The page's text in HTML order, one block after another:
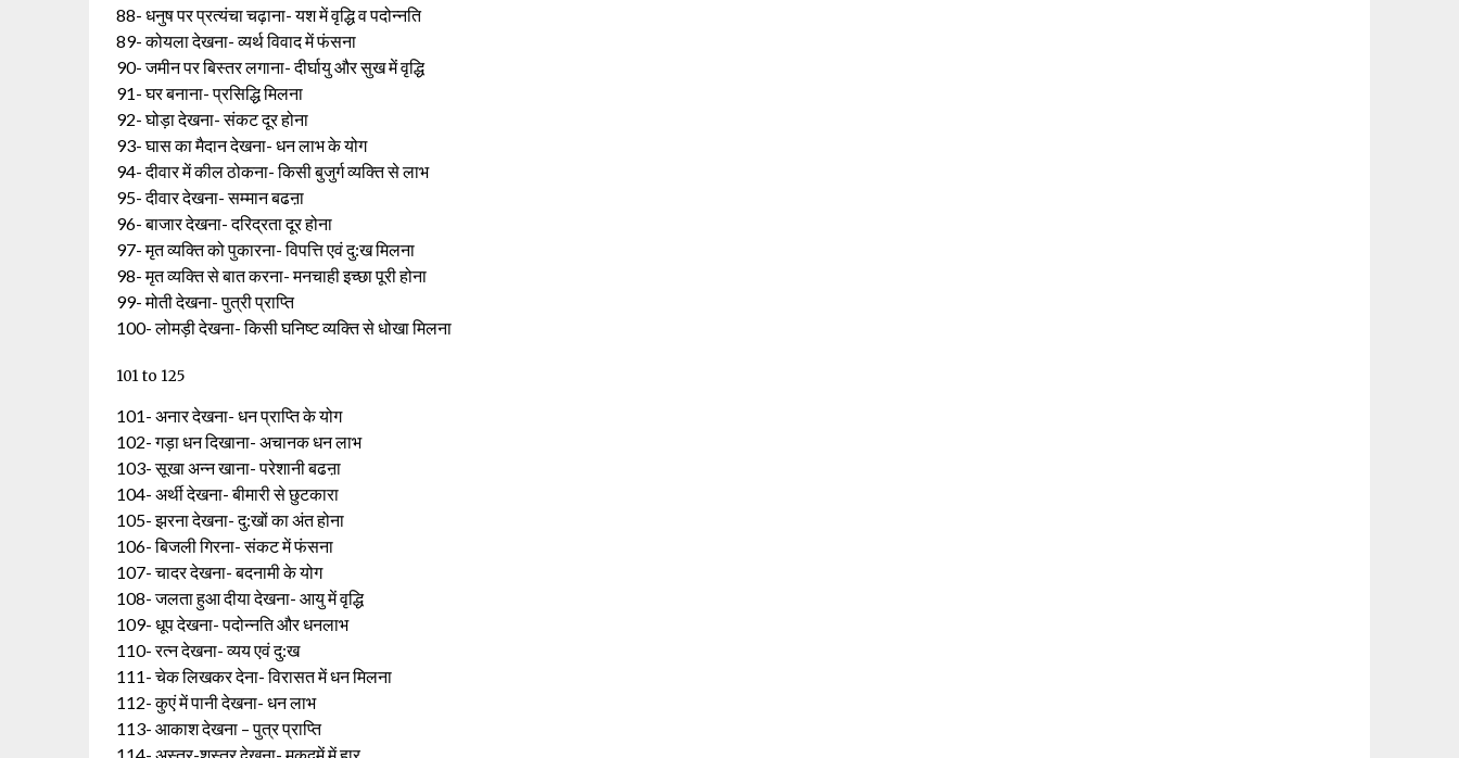
88- धनुष पर प्रत्यंचा चढ़ाना- यश में वृद्धि व पदोन्नति
89- कोयला देखना- व्यर्थ विवाद में फंसना
90- जमीन पर बिस्तर लगाना- दीर्घायु और सुख में वृद्धि
91- घर बनाना- प्रसिद्धि मिलना
92- घोड़ा देखना- संकट दूर होना
93- घास का मैदान देखना- धन लाभ के योग
94- दीवार में कील ठोकना- किसी बुजुर्ग व्यक्ति से लाभ
95- दीवार देखना- सम्मान बढऩा
96- बाजार देखना- दरिद्रता दूर होना
97- मृत व्यक्ति को पुकारना- विपत्ति एवं दु:ख मिलना
98- मृत व्यक्ति से बात करना- मनचाही इच्छा पूरी होना
99- मोती देखना- पुत्री प्राप्ति
100- लोमड़ी देखना- किसी घनिष्ट व्यक्ति से धोखा मिलना
101 to 125
101- अनार देखना- धन प्राप्ति के योग
102- गड़ा धन दिखाना- अचानक धन लाभ
103- सूखा अन्न खाना- परेशानी बढऩा
104- अर्थी देखना- बीमारी से छुटकारा
105- झरना देखना- दु:खों का अंत होना
106- बिजली गिरना- संकट में फंसना
107- चादर देखना- बदनामी के योग
108- जलता हुआ दीया देखना- आयु में वृद्धि
109- धूप देखना- पदोन्नति और धनलाभ
110- रत्न देखना- व्यय एवं दु:ख
111- चेक लिखकर देना- विरासत में धन मिलना
112- कुएं में पानी देखना- धन लाभ
113- आकाश देखना – पुत्र प्राप्ति